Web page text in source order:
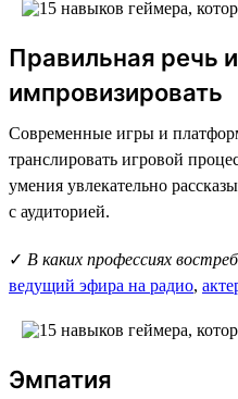
Правильная речь
импровизировать
Современные игры и
транслировать игровой
умения увлекательно
с аудиторией.
✓ В каких профессиях
ведущий эфира на радио,
Эмпатия